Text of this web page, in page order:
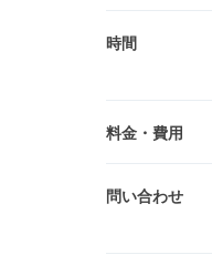
時間
料金・費用
問い合わせ